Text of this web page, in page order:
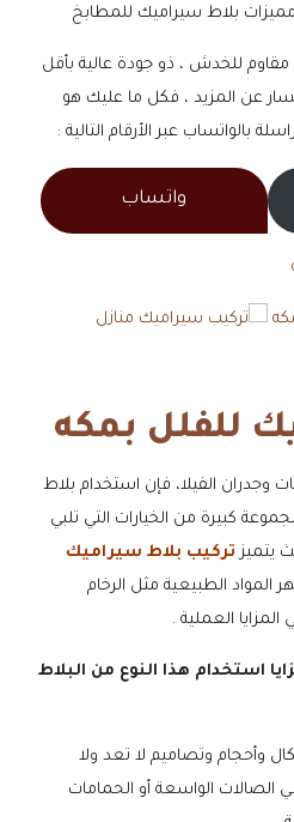
بلاط سيراميك للمطابخ
مقاوم للخدش ، ذو جودة عالية بأقل
عن المزيد ، فكل ما عليك هو
بالواتساب عبر الأرقام التالية :
واتساب
للفلل بمكه
وجدران الفيلا، فإن استخدام بلاط
كبيرة من الخيارات التي تلبي
يتميز تركيب بلاط سيراميك
المواد الطبيعية مثل الرخام
العملية .
استخدام هذا النوع من البلاط
وأحجام وتصاميم لا تعد ولا
الواسعة أو الحمامات